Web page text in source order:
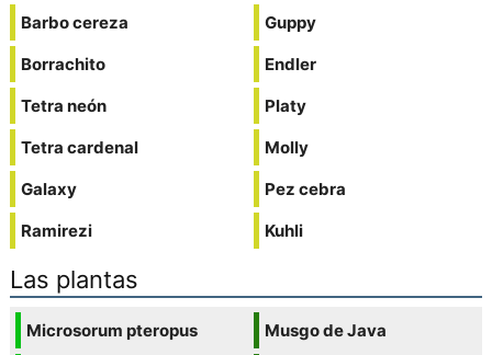
Barbo cereza
Borrachito
Tetra neón
Tetra cardenal
Galaxy
Ramirezi
Guppy
Endler
Platy
Molly
Pez cebra
Kuhli
Las plantas
Microsorum pteropus
Musgo de Java